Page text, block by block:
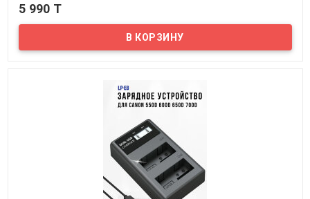
В наличии
Camelion BC-1010B – компактное зарядное устройство.
Предназначено для быстрого, безопасного многократного
заряда 2-х или 4-х аккумуляторов AA/AAA c никель-
5 990 T